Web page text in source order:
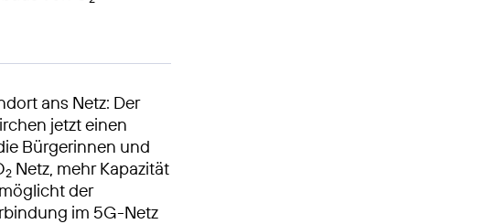
ans Netz: Der
jetzt einen
Bürgerinnen und
2 Netz, mehr Kapazität
der
im 5G-Netz